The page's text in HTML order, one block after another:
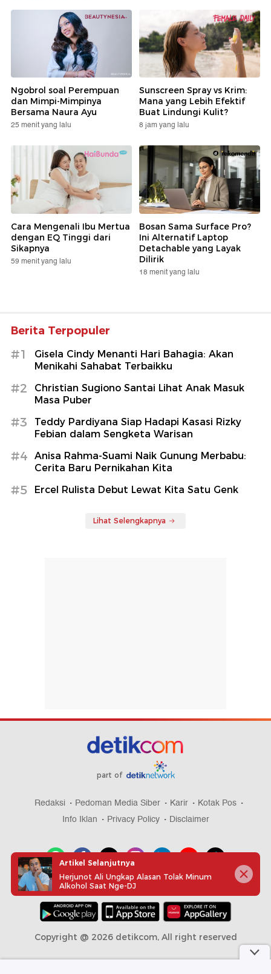
Ngobrol soal Perempuan
dan Mimpi-Mimpinya
Bersama Naura Ayu
25 menit yang lalu
Sunscreen Spray vs Krim:
Mana yang Lebih Efektif
Buat Lindungi Kulit?
8 jam yang lalu
Cara Mengenali Ibu Mertua
dengan EQ Tinggi dari
Sikapnya
59 menit yang lalu
Bosan Sama Surface Pro?
Ini Alternatif Laptop
Detachable yang Layak
Dilirik
18 menit yang lalu
Berita Terpopuler
#1
Gisela Cindy Menanti Hari Bahagia: Akan
Menikahi Sahabat Terbaikku
#2
Christian Sugiono Santai Lihat Anak Masuk
Masa Puber
#3
Teddy Pardiyana Siap Hadapi Kasasi Rizky
Febian dalam Sengketa Warisan
#4
Anisa Rahma-Suami Naik Gunung Merbabu:
Cerita Baru Pernikahan Kita
#5 Ercel Rulista Debut Lewat Kita Satu Genk
Lihat Selengkapnya
part of
Redaksi Pedoman Media Siber Karir
Kotak Pos
Info Iklan
Privacy Policy Disclaimer
Download aplikasi detikcom
Copyright @ 2026 detikcom, All right reserved
Artikel Selanjutnya
Herjunot Ali Ungkap Alasan Tolak Minum
Alkohol Saat Nge-DJ